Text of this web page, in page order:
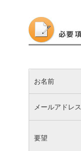
お名前
メールアドレス
要望